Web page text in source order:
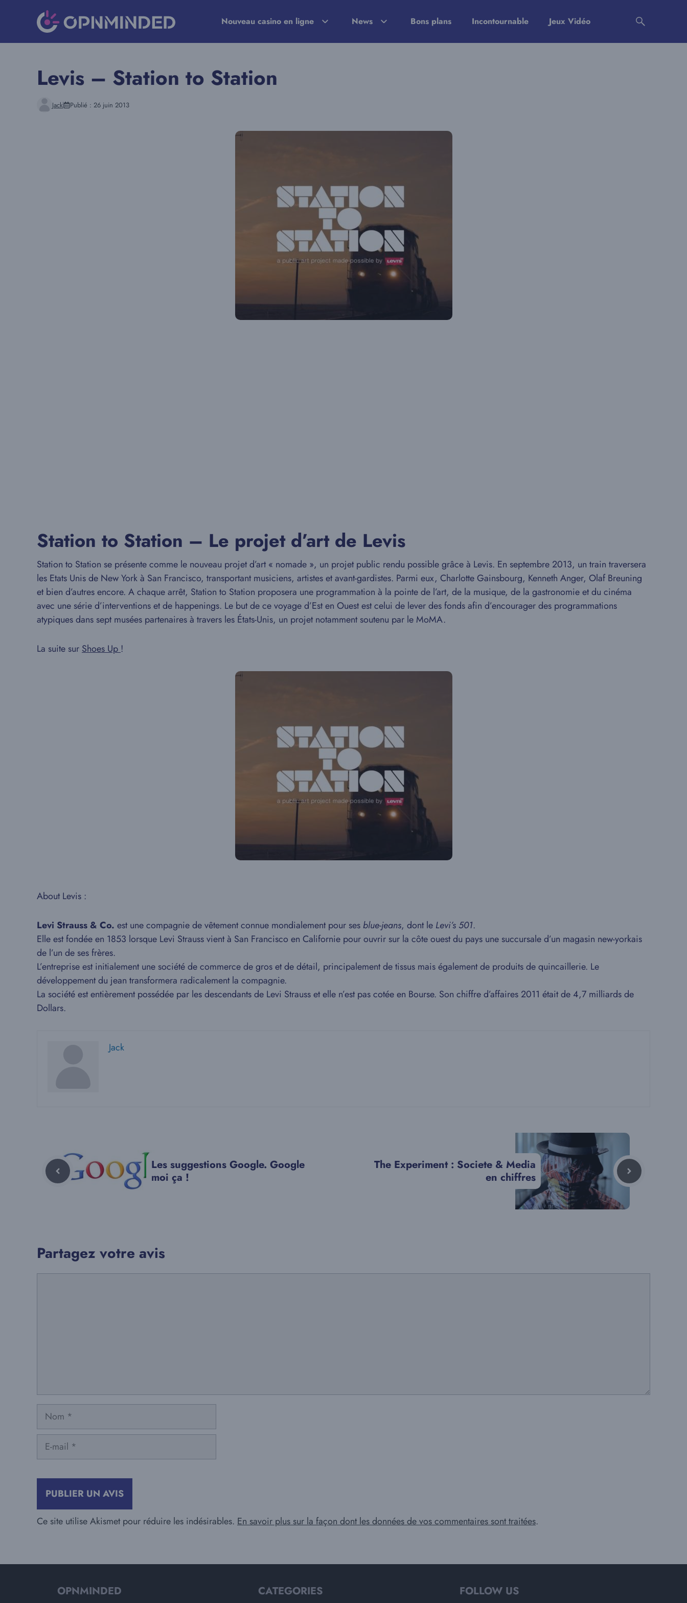
Nouveau casino en ligne News Bons plans Incontournable Jeux Vidéo
Levis – Station to Station
Jack Publié : 26 juin 2013
Station to Station – Le projet d’art de Levis
Station to Station se présente comme le nouveau projet d’art « nomade », un projet public rendu possible grâce à Levis. En septembre 2013, un train traversera
les Etats Unis de New York à San Francisco, transportant musiciens, artistes et avant-gardistes. Parmi eux, Charlotte Gainsbourg, Kenneth Anger, Olaf Breuning
et bien d’autres encore. A chaque arrêt, Station to Station proposera une programmation à la pointe de l’art, de la musique, de la gastronomie et du cinéma
avec une série d’interventions et de happenings. Le but de ce voyage d’Est en Ouest est celui de lever des fonds afin d’encourager des programmations
atypiques dans sept musées partenaires à travers les États-Unis, un projet notamment soutenu par le MoMA.
La suite sur Shoes Up !
About Levis :
Levi Strauss & Co. est une compagnie de vêtement connue mondialement pour ses blue-jeans, dont le Levi’s 501.
Elle est fondée en 1853 lorsque Levi Strauss vient à San Francisco en Californie pour ouvrir sur la côte ouest du pays une succursale d’un magasin new-yorkais
de l’un de ses frères.
L’entreprise est initialement une société de commerce de gros et de détail, principalement de tissus mais également de produits de quincaillerie. Le
développement du jean transformera radicalement la compagnie.
La société est entièrement possédée par les descendants de Levi Strauss et elle n’est pas cotée en Bourse. Son chiffre d’affaires 2011 était de 4,7 milliards de
Dollars.
Jack
Les suggestions Google. Google
moi ça !
The Experiment : Societe & Media
en chiffres
Partagez votre avis
Nom
mail
Ce site utilise Akismet pour réduire les indésirables. En savoir plus sur la façon dont les données de vos commentaires sont traitées.
OPNMINDED CATEGORIES FOLLOW US